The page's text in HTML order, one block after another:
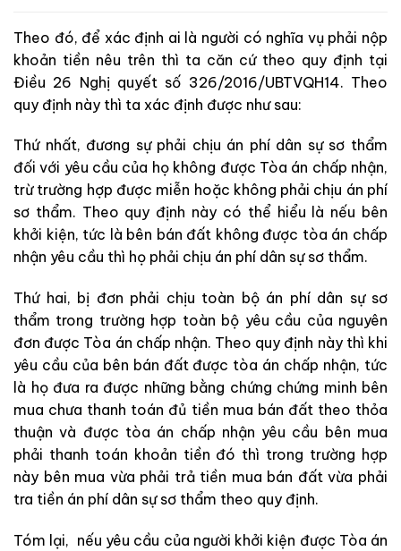
Theo đó, để xác định ai là người có nghĩa vụ phải nộp
khoản tiền nêu trên thì ta căn cứ theo quy định tại
Điều 26 Nghị quyết số 326/2016/UBTVQH14. Theo
quy định này thì ta xác định được như sau:
Thứ nhất, đương sự phải chịu án phí dân sự sơ thẩm
đối với yêu cầu của họ không được Tòa án chấp nhận,
trừ trường hợp được miễn hoặc không phải chịu án phí
sơ thẩm. Theo quy định này có thể hiểu là nếu bên
khởi kiện, tức là bên bán đất không được tòa án chấp
nhận yêu cầu thì họ phải chịu án phí dân sự sơ thẩm.
Thứ hai, bị đơn phải chịu toàn bộ án phí dân sự sơ
thẩm trong trường hợp toàn bộ yêu cầu của nguyên
đơn được Tòa án chấp nhận. Theo quy định này thì khi
yêu cầu của bên bán đất được tòa án chấp nhận, tức
là họ đưa ra được những bằng chứng chứng minh bên
mua chưa thanh toán đủ tiền mua bán đất theo thỏa
thuận và được tòa án chấp nhận yêu cầu bên mua
phải thanh toán khoản tiền đó thì trong trường hợp
này bên mua vừa phải trả tiền mua bán đất vừa phải
tra tiền án phí dân sự sơ thẩm theo quy định.
Tóm lại, nếu yêu cầu của người khởi kiện được Tòa án